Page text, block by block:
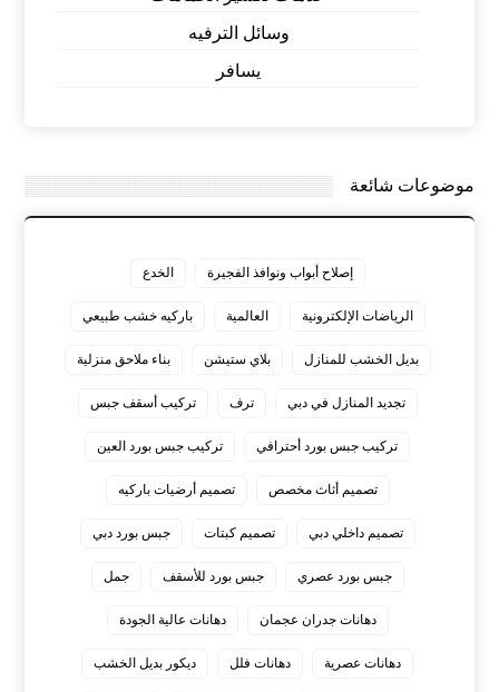
وسائل الترفيه
يسافر
موضوعات شائعة
إصلاح أبواب ونوافذ الفجيرة الخدع
الرياضات الإلكترونية العالمية باركيه خشب طبيعي
بديل الخشب للمنازل بلاي ستيشن بناء ملاحق منزلية
تجديد المنازل في دبي ترف تركيب أسقف جبس
تركيب جبس بورد أحترافي تركيب جبس بورد العين
تصميم أثاث مخصص تصميم أرضيات باركيه
تصميم داخلي دبي تصميم كبتات جبس بورد دبي
جبس بورد عصري جبس بورد للأسقف جمل
دهانات جدران عجمان دهانات عالية الجودة
دهانات عصرية دهانات فلل ديكور بديل الخشب